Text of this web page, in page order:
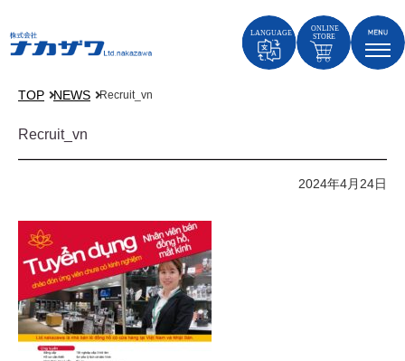
TOP NEWS Recruit_vn
Recruit_vn
2024年4月24日